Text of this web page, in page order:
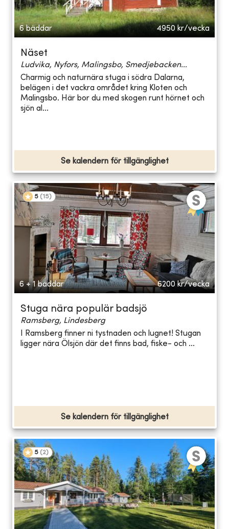
6 bäddar 4950 kr/vecka
Näset
Ludvika, Nyfors, Malingsbo, Smedjebacken...
Charmig och naturnära stuga i södra Dalarna,
belägen i det vackra området kring Kloten och
Malingsbo. Här bor du med skogen runt hörnet och
sjön al...
Se kalendern för tillgänglighet
5 (15)
6 + 1 bäddar 6200 kr/vecka
Stuga nära populär badsjö
Ramsberg, Lindesberg
I Ramsberg finner ni tystnaden och lugnet! Stugan
ligger nära Ölsjön där det finns bad, fiske- och ...
Se kalendern för tillgänglighet
5 (2)